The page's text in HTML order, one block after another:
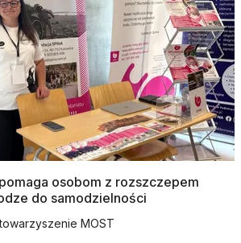
osobom z rozszczepem
do samodzielności
MOST